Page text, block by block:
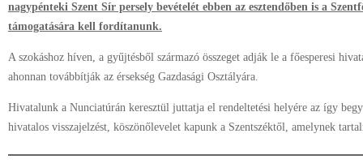
nagypénteki Szent Sír persely bevételét ebben az esztendőben is a
támogatására kell fordítanunk.
A szokáshoz híven, a gyűjtésből származó összeget adják le a főesperesi
ahonnan továbbítják az érsekség Gazdasági Osztályára.
Hivatalunk a Nunciatúrán keresztül juttatja el rendeltetési helyére az így
hivatalos visszajelzést, köszönőlevelet kapunk a Szentszéktől, amelynek